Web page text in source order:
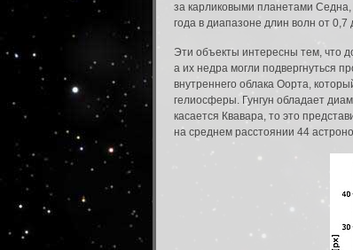
за карликовыми планетами
года в диапазоне длин волн от
Эти объекты интересны тем, что
а их недра могли подвергнуться
внутреннего облака Оорта,
гелиосферы. Гунгун обладает
касается Квавара, то это
на среднем расстоянии 44